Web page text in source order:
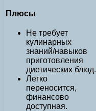
Плюсы
Не требует
кулинарных
знаний/навыков
приготовления
диетических блюд.
Легко
переносится,
финансово
доступная.